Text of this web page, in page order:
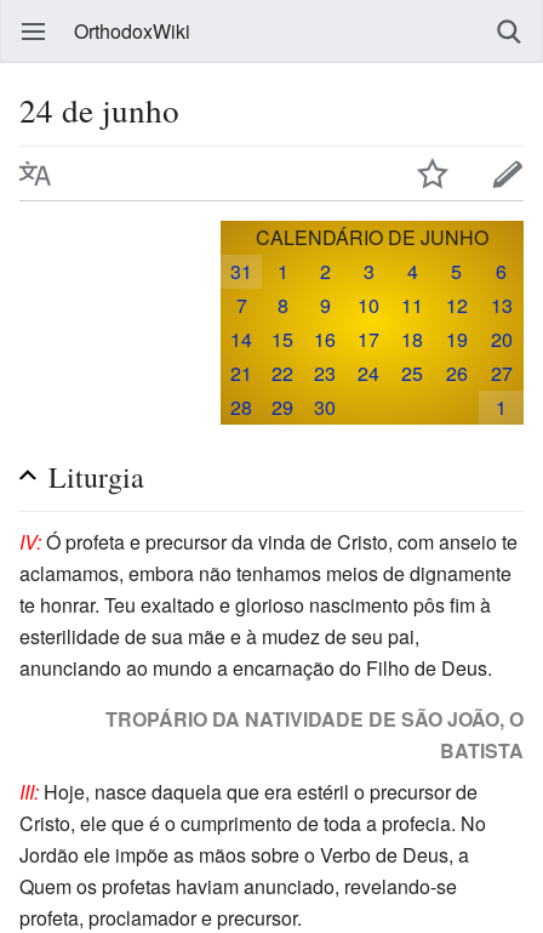
OrthodoxWiki
24 de junho
CALENDÁRIO DE JUNHO
31
1 2 3 4 5
6
7
8 9 10 11 12
13
14
15 16 17 18 19
20
21
22 23 24 25 26
27
28
29 30 1
Liturgia
IV:Ó profeta e precursor da vinda de Cristo, com anseio te
aclamamos, embora não tenhamos meios de dignamente
te honrar. Teu exaltado e glorioso nascimento pôs fim à
esterilidade de sua mãe e à mudez de seu pai,
anunciando ao mundo a encarnação do Filho de Deus.
TROPÁRIO DA NATIVIDADE DE SÃO JOÃO, O
BATISTA
III: Hoje, nasce daquela que era estéril o precursor de
Cristo, ele que é o cumprimento de toda a profecia. No
Jordão ele impõe as mãos sobre o Verbo de Deus, a
Quem os profetas haviam anunciado, revelando-se
profeta, proclamador e precursor.